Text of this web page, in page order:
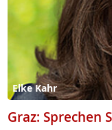
Elke Kahr
Graz: Sprechen